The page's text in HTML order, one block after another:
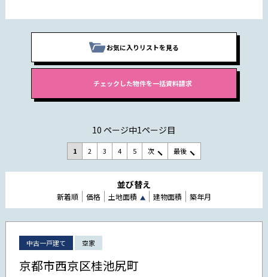
お気に入りリストを見る
10 ページ中1ページ目
1 2 3 4 5 次 最後
並び替え
新着順 価格 土地面積 建物面積 築年月
中古一戸建て 空家
京都市西京区桂池尻町